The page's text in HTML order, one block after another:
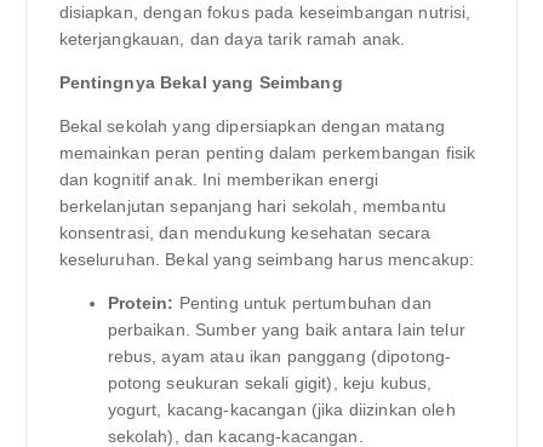
disiapkan, dengan fokus pada keseimbangan nutrisi,
keterjangkauan, dan daya tarik ramah anak.
Pentingnya Bekal yang Seimbang
Bekal sekolah yang dipersiapkan dengan matang
memainkan peran penting dalam perkembangan fisik
dan kognitif anak. Ini memberikan energi
berkelanjutan sepanjang hari sekolah, membantu
konsentrasi, dan mendukung kesehatan secara
keseluruhan. Bekal yang seimbang harus mencakup:
Protein: Penting untuk pertumbuhan dan
perbaikan. Sumber yang baik antara lain telur
rebus, ayam atau ikan panggang (dipotong-
potong seukuran sekali gigit), keju kubus,
yogurt, kacang-kacangan (jika diizinkan oleh
sekolah), dan kacang-kacangan.